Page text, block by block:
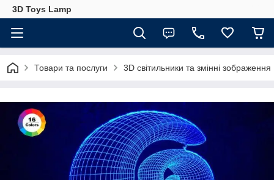
3D Toys Lamp
Товари та послуги 3D світильники та змінні зображення